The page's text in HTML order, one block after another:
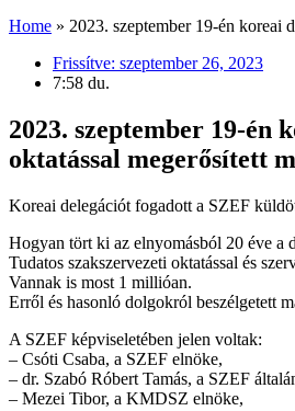
Home » 2023. szeptember 19-én koreai
Frissítve: szeptember 26, 2023
7:58 du.
2023. szeptember 19-én
oktatással megerősített
Koreai delegációt fogadott a SZEF
Hogyan tört ki az elnyomásból 20 éve a
Tudatos szakszervezeti oktatással és
Vannak is most 1 millióan.
Erről és hasonló dolgokról beszélgetett
A SZEF képviseletében jelen voltak:
– Csóti Csaba, a SZEF elnöke,
– dr. Szabó Róbert Tamás, a SZEF
– Mezei Tibor, a KMDSZ elnöke,